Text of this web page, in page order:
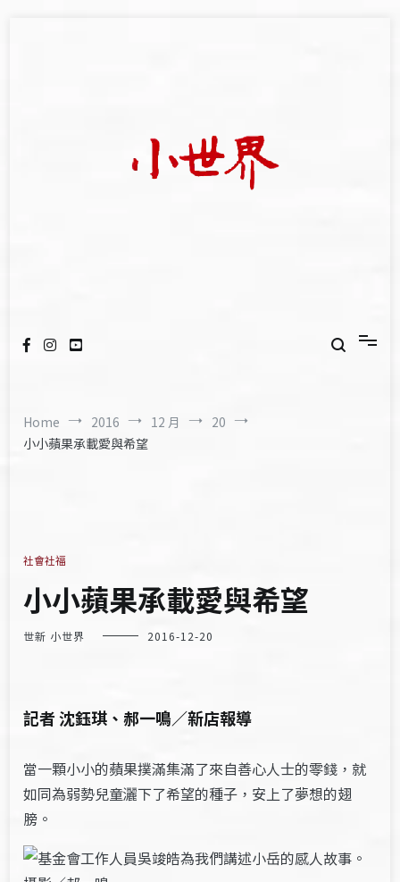
Home 2016 12 月
20
小小蘋果承載愛與希望
社會社福
小小蘋果承載愛與希望
世新 小世界 2016-12-20
記者 沈鈺琪、郝一鳴／新店報導
當一顆小小的蘋果撲滿集滿了來自善心人士的零錢，就
如同為弱勢兒童灑下了希望的種子，安上了夢想的翅
膀。